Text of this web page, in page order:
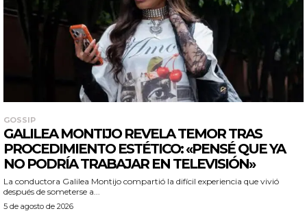
GOSSIP
GALILEA MONTIJO REVELA TEMOR TRAS
PROCEDIMIENTO ESTÉTICO: «PENSÉ QUE YA
NO PODRÍA TRABAJAR EN TELEVISIÓN»
La conductora Galilea Montijo compartió la difícil experiencia que vivió
después de someterse a...
5 de agosto de 2026